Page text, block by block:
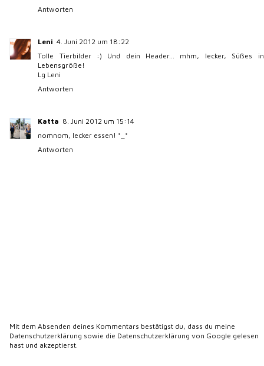
Antworten
Leni 4. Juni 2012 um 18:22
Tolle Tierbilder :) Und dein Header... mhm, lecker, Süßes in
Lebensgröße!
Lg Leni
Antworten
Katta 8. Juni 2012 um 15:14
nomnom, lecker essen! *_*
Antworten
Mit dem Absenden deines Kommentars bestätigst du, dass du meine
Datenschutzerklärung sowie die Datenschutzerklärung von Google gelesen
hast und akzeptierst.